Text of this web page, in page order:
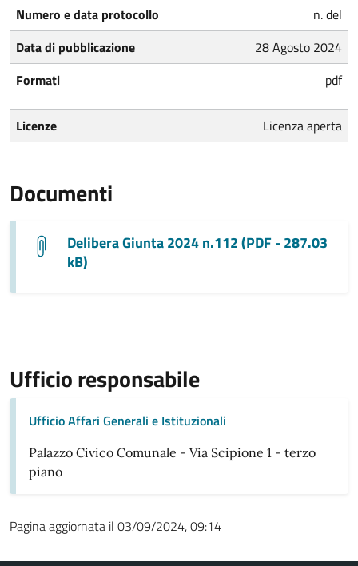
Numero e data protocollo
n. del
Data di pubblicazione
28 Agosto 2024
Formati
pdf
Licenze Licenza aperta
Documenti
Delibera Giunta 2024 n.112 (PDF - 287.03
kB)
Ufficio responsabile
Ufficio Affari Generali e Istituzionali
Palazzo Civico Comunale - Via Scipione 1 - terzo
piano
Pagina aggiornata il 03/09/2024, 09:14